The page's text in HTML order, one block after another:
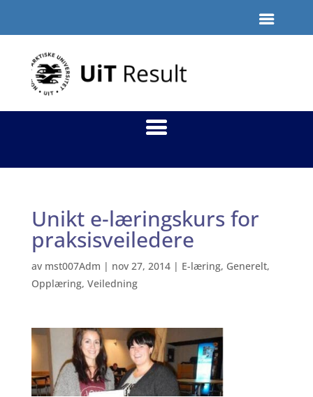
Unikt e-læringskurs for
praksisveiledere
av mst007Adm | nov 27, 2014| E-læring, Generelt,
Opplæring, Veiledning